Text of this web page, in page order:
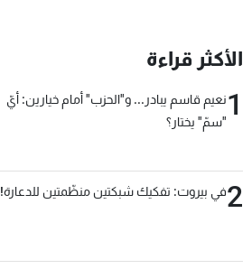
الأكثر قراءة
1نعيم قاسم يبادر... و"الحزب" أمام خيارين: أيّ
"سمّ" يختار؟
2في بيروت: تفكيك شبكتين منظّمتين للدعارة!